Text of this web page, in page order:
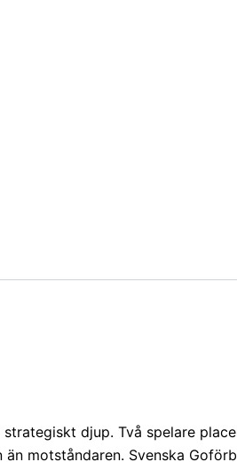
djup. Två spelare
motståndaren. Svenska